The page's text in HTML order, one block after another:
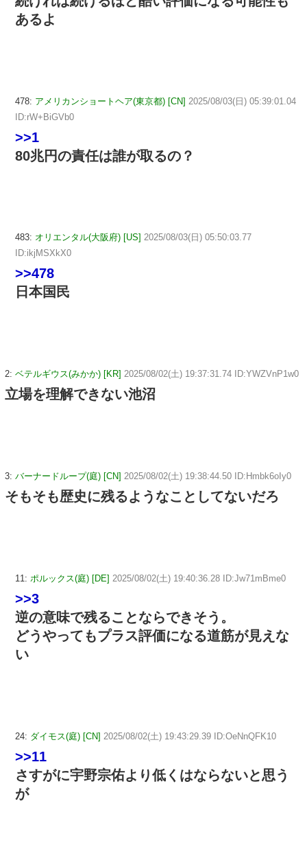
あるよ
478: アメリカンショートヘア(東京都) [CN] 2025/08/03(日) 05:39:01.04
ID:rW+BiGVb0
>>1
80兆円の責任は誰が取るの？
483: オリエンタル(大阪府) [US] 2025/08/03(日) 05:50:03.77
ID:ikjMSXkX0
>>478
日本国民
2: ベテルギウス(みかか) [KR] 2025/08/02(土) 19:37:31.74 ID:YWZVnP1w0
立場を理解できない池沼
3: バーナードループ(庭) [CN] 2025/08/02(土) 19:38:44.50 ID:Hmbk6oIy0
そもそも歴史に残るようなことしてないだろ
11: ポルックス(庭) [DE] 2025/08/02(土) 19:40:36.28 ID:Jw71mBme0
>>3
逆の意味で残ることならできそう。
どうやってもプラス評価になる道筋が見えな
い
24: ダイモス(庭) [CN] 2025/08/02(土) 19:43:29.39 ID:OeNnQFK10
>>11
さすがに宇野宗佑より低くはならないと思う
が